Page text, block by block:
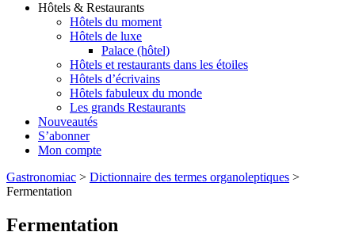
Hôtels & Restaurants
Hôtels du moment
Hôtels de luxe
Palace (hôtel)
Hôtels et restaurants dans les étoiles
Hôtels d’écrivains
Hôtels fabuleux du monde
Les grands Restaurants
Nouveautés
S’abonner
Mon compte
Gastronomiac > Dictionnaire des termes organoleptiques >
Fermentation
Fermentation